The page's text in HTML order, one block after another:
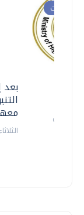
الثلاثاء، 04 اغسطس 2026
وحوارات